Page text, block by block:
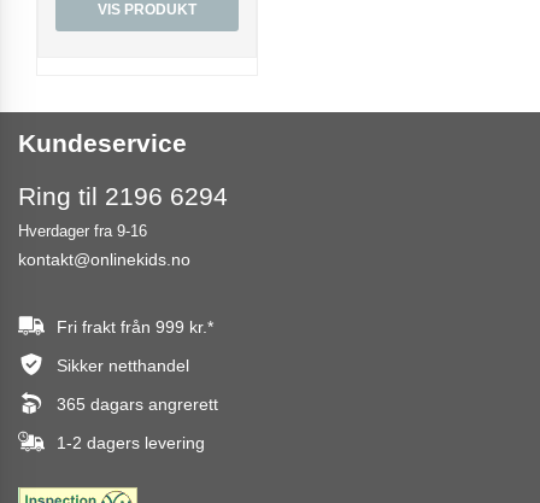
VIS PRODUKT
Kundeservice
Ring til 2196 6294
Hverdager fra 9-16
kontakt@onlinekids.no
Fri frakt från 999 kr.*
Sikker netthandel
365 dagars angrerett
1-2 dagers levering